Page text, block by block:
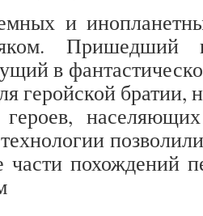
и
Пришедший
в
геройской братии,
части похождений